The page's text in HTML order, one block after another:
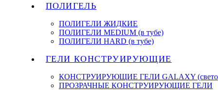
ПОЛИГЕЛЬ
ПОЛИГЕЛИ ЖИДКИЕ
ПОЛИГЕЛИ MEDIUM (в тубе)
ПОЛИГЕЛИ HARD (в тубе)
ГЕЛИ КОНСТРУИРУЮЩИЕ
КОНСТРУИРУЮЩИЕ ГЕЛИ GALAXY
ПРОЗРАЧНЫЕ КОНСТРУИРУЮЩИЕ ГЕЛИ